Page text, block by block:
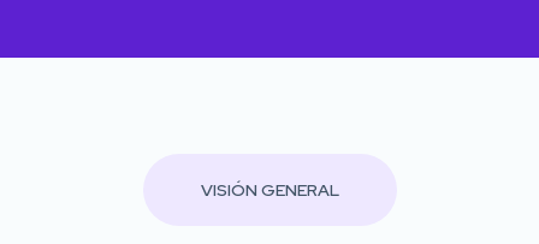
VISIÓN GENERAL